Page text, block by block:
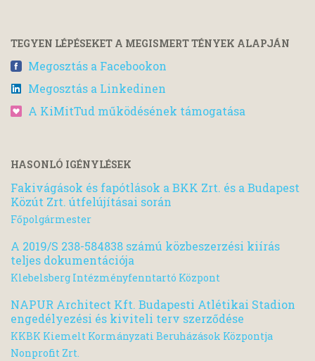
TEGYEN LÉPÉSEKET A MEGISMERT TÉNYEK ALAPJÁN
Megosztás a Facebookon
Megosztás a Linkedinen
A KiMitTud működésének támogatása
HASONLÓ IGÉNYLÉSEK
Fakivágások és fapótlások a BKK Zrt. és a Budapest
Közút Zrt. útfelújításai során
Főpolgármester
A 2019/S 238-584838 számú közbeszerzési kiírás
teljes dokumentációja
Klebelsberg Intézményfenntartó Központ
NAPUR Architect Kft. Budapesti Atlétikai Stadion
engedélyezési és kiviteli terv szerződése
KKBK Kiemelt Kormányzati Beruházások Központja
Nonprofit Zrt.